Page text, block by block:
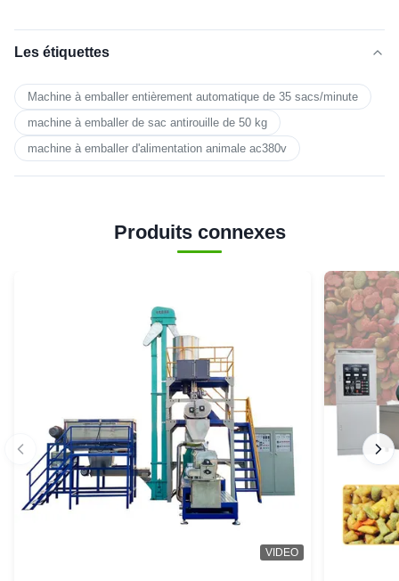
Les étiquettes
Machine à emballer entièrement automatique de 35 sacs/minute
machine à emballer de sac antirouille de 50 kg
machine à emballer d'alimentation animale ac380v
Produits connexes
VIDEO